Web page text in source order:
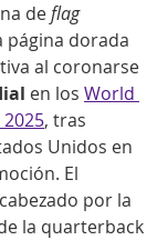
de flag
dorada
en los World
, tras
Unidos en
El
por la